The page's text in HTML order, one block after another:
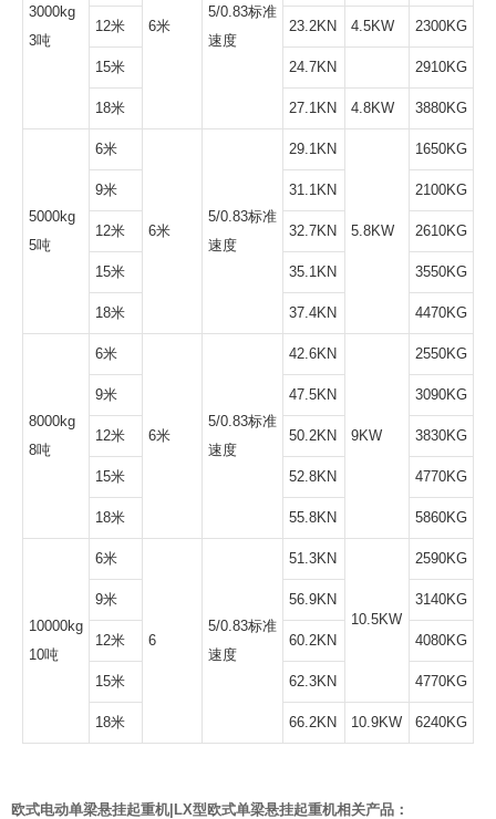
3000kg
3吨
6米
5/0.83标准
速度
12米 23.2KN 4.5KW 2300KG
15米 24.7KN 2910KG
18米 27.1KN 4.8KW 3880KG
5000kg
5吨
6米
6米
5/0.83标准
速度
29.1KN
5.8KW
1650KG
9米 31.1KN 2100KG
12米 32.7KN 2610KG
15米 35.1KN 3550KG
18米 37.4KN 4470KG
8000kg
8吨
6米
6米
5/0.83标准
速度
42.6KN
9KW
2550KG
9米 47.5KN 3090KG
12米 50.2KN 3830KG
15米 52.8KN 4770KG
18米 55.8KN 5860KG
10000kg
10吨
6米
6
5/0.83标准
速度
51.3KN
10.5KW
2590KG
9米 56.9KN 3140KG
12米 60.2KN 4080KG
15米 62.3KN 4770KG
18米 66.2KN 10.9KW 6240KG
欧式电动单梁悬挂起重机|LX型欧式单梁悬挂起重机相关产品：